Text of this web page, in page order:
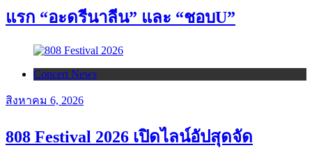
แรก “อะดรีนาลีน” และ “ชอบU”
Concert News
สิงหาคม 6, 2026
808 Festival 2026 เปิดไลน์อัปสุดจัด